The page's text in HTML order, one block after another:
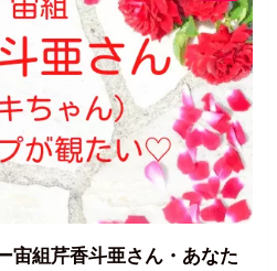
宙組芹香斗亜さん・あなた